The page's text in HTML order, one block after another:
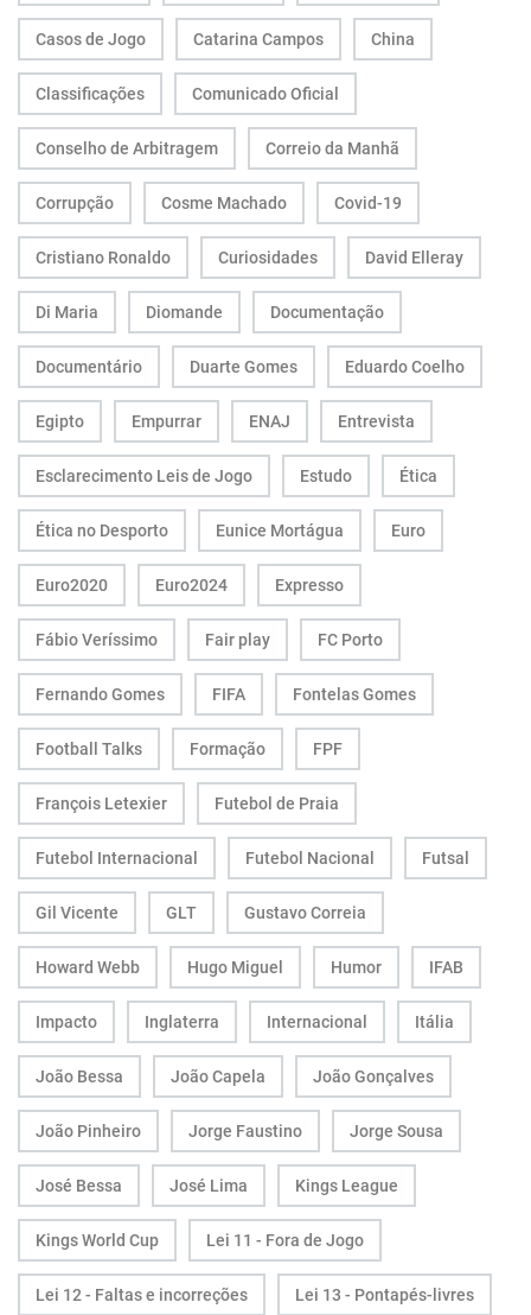
Casos de Jogo Catarina Campos China
Classificações Comunicado Oficial
Conselho de Arbitragem Correio da Manhã
Corrupção Cosme Machado Covid-19
Cristiano Ronaldo Curiosidades David Elleray
Di Maria Diomande Documentação
Documentário Duarte Gomes Eduardo Coelho
Egipto Empurrar ENAJ Entrevista
Esclarecimento Leis de Jogo Estudo Ética
Ética no Desporto Eunice Mortágua Euro
Euro2020 Euro2024 Expresso
Fábio Veríssimo Fair play FC Porto
Fernando Gomes FIFA Fontelas Gomes
Football Talks Formação FPF
François Letexier Futebol de Praia
Futebol Internacional Futebol Nacional Futsal
Gil Vicente GLT Gustavo Correia
Howard Webb Hugo Miguel Humor IFAB
Impacto Inglaterra Internacional Itália
João Bessa João Capela João Gonçalves
João Pinheiro Jorge Faustino Jorge Sousa
José Bessa José Lima Kings League
Kings World Cup Lei 11 - Fora de Jogo
Lei 12 - Faltas e incorreções Lei 13 - Pontapés-livres